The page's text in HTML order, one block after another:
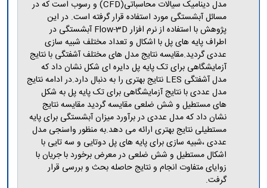
مدل دینامیک سیالات محاسباتی(CFD) و رسوب است که در
مسائل آبشستگی مورد استفاده قرار گرفته است. در این
پژوهش با استفاده از نرم افزار Flow-3D آبشستگی در
اطراف پایه های پل با اشکال و تعداد مختلف شبیه سازی
عددی گردید.مقایسه نتایج مدل های مختلف آشفتگی با نتایج
آزمایشگاهی برای تک پایه پل دایره ای شکل نشان داد که
مدل آشفتگی LES نتایج بهتری را به دنبال دارد.در ادامه نتایج
مدل عددی با نتایج آزمایشگاهی برای تک پایه پل به شکل
های مستطیل و شش ضلعی مقایسه گردید مقایسه نتایج
نشان داد که مدل عددی در برآورد میزان آبشستگی برای پایه
مستطیلی نتایج بهتری ارائه می دهد.به منظور واسنجی مدل
عددی ،شبیه سازی برای پایه های پل دوتایی و سه تایی با
اشکال مستطیل و شش ضلعی در معرض برخورد با جریان با
زوایای متفاوت انجام و نتایج حاصله بحث و بررسی قرار
گرفت.